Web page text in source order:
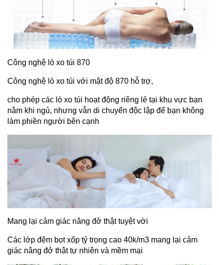
Công nghệ lò xo túi 870
Công nghệ lò xo túi với mật độ 870 hỗ trợ,
cho phép các lò xo túi hoạt động riêng lẻ tại khu vực bạn
nằm khi ngủ, nhưng vẫn di chuyển độc lập để bạn không
làm phiền người bên cạnh
Mang lại cảm giác nâng đở thật tuyệt vời
Các lớp đệm bọt xốp tỷ trọng cao 40k/m3 mang lại cảm
giác nâng đở thật tự nhiên và mềm mại